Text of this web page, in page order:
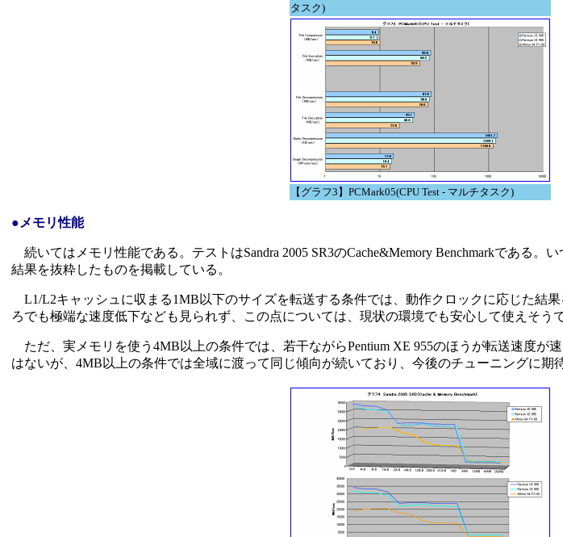
タスク)
【グラフ3】PCMark05(CPU Test - マルチタスク)
●メモリ性能
続いてはメモリ性能である。テストはSandra 2005 SR3のCache&Memory Benchmarkである。
結果を抜粋したものを掲載している。
L1/L2キャッシュに収まる1MB以下のサイズを転送する条件では、動作クロックに応じた結
ろでも極端な速度低下なども見られず、この点については、現状の環境でも安心して使えそうで
ただ、実メモリを使う4MB以上の条件では、若干ながらPentium XE 955のほうが転送速度が
はないが、4MB以上の条件では全域に渡って同じ傾向が続いており、今後のチューニングに期